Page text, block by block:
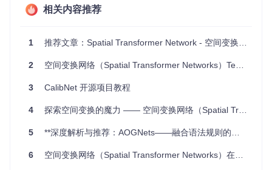
可视化结果：支持TensorBoard和Visdom两种工具，直观展
示训练过程和结果，便于理解模型动态。
扩展和新模型的构建。
文，共同推动学术进步。
如果你热衷于视觉处理领域的研究，或者在寻找一种强大的图
深入理解空间变换网络的工作机制，还是为了在实际应用中提
立即行动，开启你的智能视觉之旅吧！
相关内容推荐
1 推荐文章：Spatial Transformer Network - 空间变换的魔法
2 空间变换网络（Spatial Transformer Networks）TensorFlow实现教程
3 CalibNet 开源项目教程
4 探索空间变换的魔力 —— 空间变换网络（Spatial Transformer Network）开源项目推荐
5 **深度解析与推荐：AOGNets——融合语法规则的视觉识别架构**
6 空间变换网络（Spatial Transformer Networks）在TensorFlow的实现指南